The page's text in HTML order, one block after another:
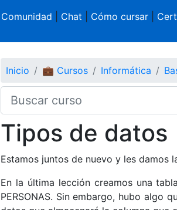
Comunidad Chat Cómo cursar|
Inicio 💼 Cursos Informática
Tipos de datos
Estamos juntos de nuevo y les damos
En la última lección creamos una
PERSONAS. Sin embargo, hubo algo